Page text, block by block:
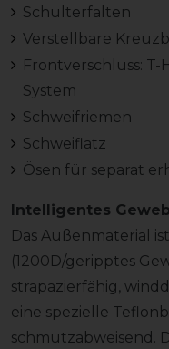
Schulterfalten
Verstellbare
Frontverschluss:
System
Schweifriemen
Schweiflatz
Ösen für separat
Intelligentes
Das Außenmaterial
(1200D/geripptes
strapazierfähig,
eine spezielle
schmutzabweisend.